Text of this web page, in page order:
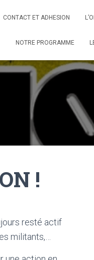
CONTACT ET ADHESION
NOTRE PROGRAMME
!
resté actif
militants,…